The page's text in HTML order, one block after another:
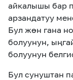
айкалышы бар
арзандатуу
Бул жөн гана
болуунун,
болуунун
Бул сунуштан